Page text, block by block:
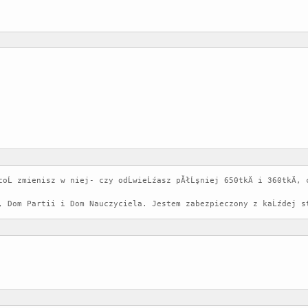
zmienisz w niej- czy odĹwieĹźasz pĂłĹşniej 650tkÄ i
Dom Partii i Dom Nauczyciela. Jestem zabezpieczony z kaĹźdej